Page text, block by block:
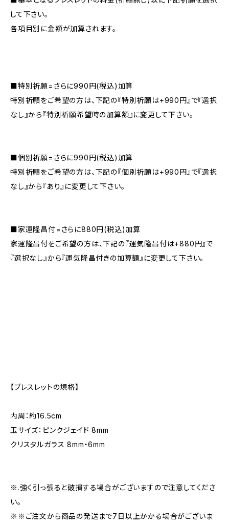
して下さい。
各項目別に金額が加算されます。
■特別祈願=さらに990円(税込)加算
特別祈願をご希望の方は、下記の『特別祈願は+990円』で『選択
なし』から『特別祈願希望時の加算額』に変更して下さい。
■個別祈願=さらに990円(税込)加算
特別祈願をご希望の方は、下記の『個別祈願は+990円』で『選択
なし』から『あり』に変更して下さい。
■家運隆昌付=さらに880円(税込)加算
家運隆昌付をご希望の方は、下記の『運気隆昌付は+880円』で
『選択なし』から『運気隆昌付きの加算額』に変更して下さい。
【ブレスレットの規格】
内周：約16.5cm
玉サイズ：ピンクジェイド 8mm
クリスタルガラス 8mm・6mm
※.強く引っ張ると破損する場合がございますので注意してくださ
い。
※※ご注文から商品の発送まで7日以上かかる場合がございま